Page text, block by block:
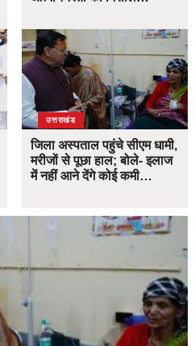
उत्तराखंड
जिला अस्पताल पहुंचे सीएम धामी,
मरीजों से पूछा हाल; बोले- इलाज
में नहीं आने देंगे कोई कमी…